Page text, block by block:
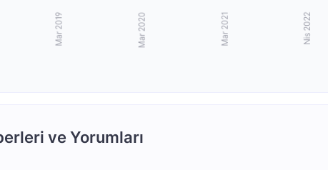
ve Yorumları